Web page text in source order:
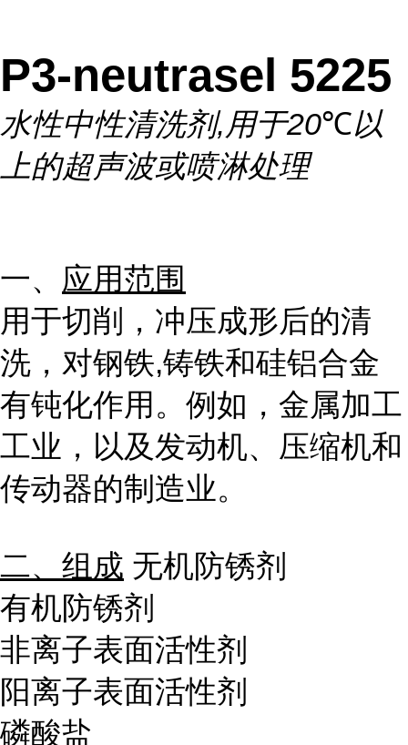
P3-neutrasel 5225
水性中性清洗剂,用于20℃以
上的超声波或喷淋处理
一、 应用范围
用于切削，冲压成形后的清
洗，对钢铁,铸铁和硅铝合金
有钝化作用。例如，金属加工
工业，以及发动机、压缩机和
传动器的制造业。
二、组成 无机防锈剂
有机防锈剂
非离子表面活性剂
阳离子表面活性剂
磷酸盐